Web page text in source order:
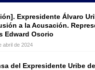
Expresidente Álvaro
a la Acusación.
Edward Osorio
abril de 2024
del Expresidente Uribe